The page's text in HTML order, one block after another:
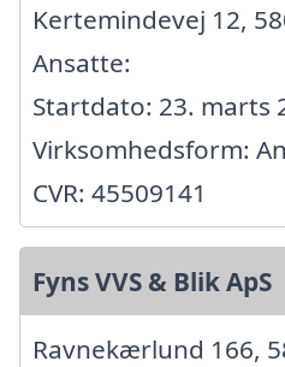
Kertemindevej 12,
Ansatte:
Startdato: 23. marts
Virksomhedsform:
CVR: 45509141
Fyns VVS & Blik ApS
Ravnekærlund 166,